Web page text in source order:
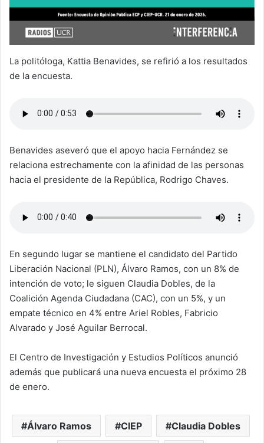
La politóloga, Kattia Benavides, se refirió a los resultados
de la encuesta.
Benavides aseveró que el apoyo hacia Fernández se
relaciona estrechamente con la afinidad de las personas
hacia el presidente de la República, Rodrigo Chaves.
En segundo lugar se mantiene el candidato del Partido
Liberación Nacional (PLN), Álvaro Ramos, con un 8% de
intención de voto; le siguen Claudia Dobles, de la
Coalición Agenda Ciudadana (CAC), con un 5%, y un
empate técnico en 4% entre Ariel Robles, Fabricio
Alvarado y José Aguilar Berrocal.
El Centro de Investigación y Estudios Políticos anunció
además que publicará una nueva encuesta el próximo 28
de enero.
Álvaro Ramos CIEP Claudia Dobles